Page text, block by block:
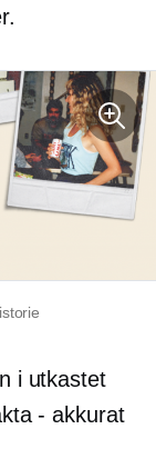
i utkastet
- akkurat